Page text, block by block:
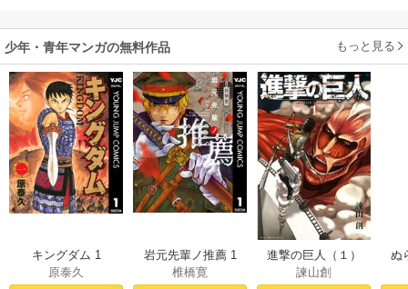
少年・青年マンガの無料作品 もっと見る
キングダム 1
原泰久
岩元先輩ノ推薦 1
椎橋寛
進撃の巨人（１）
諫山創
ぬ